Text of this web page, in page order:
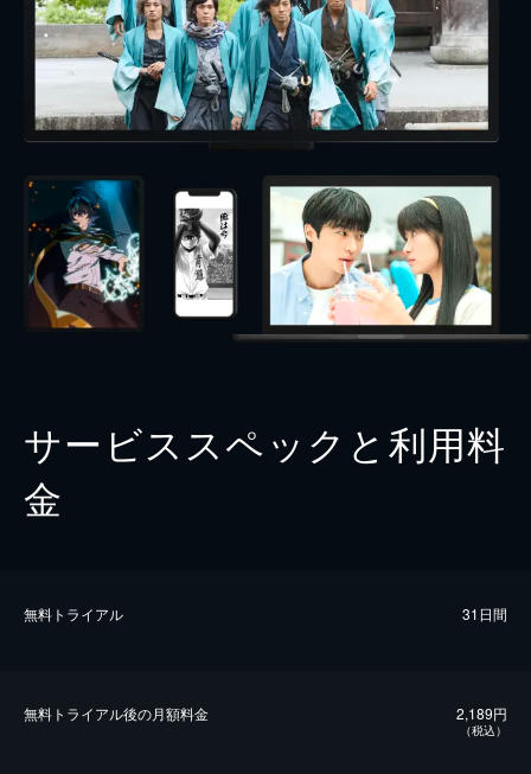
サービススペックと利用料
金
無料トライアル 31日間
無料トライアル後の⽉額料金 2,189円
（税込）